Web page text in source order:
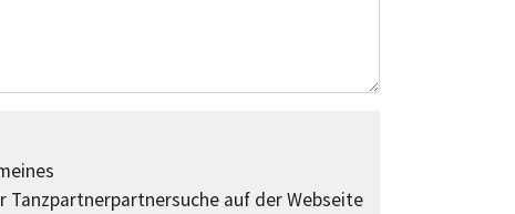
auf der Webseite